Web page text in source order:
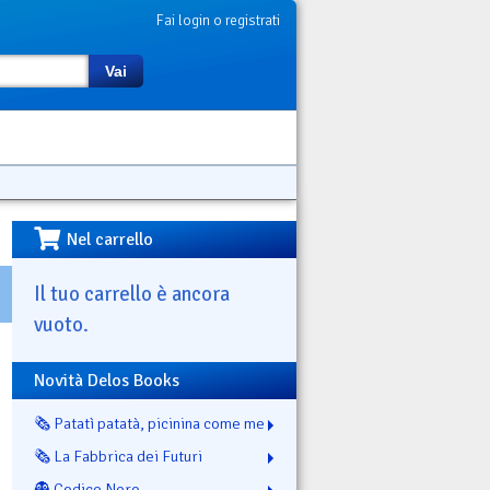
Fai login o registrati
Vai
Nel carrello
Il tuo carrello è ancora
vuoto.
Novità Delos Books
🗞️ Patatì patatà, picinina come me
🗞️ La Fabbrica dei Futuri